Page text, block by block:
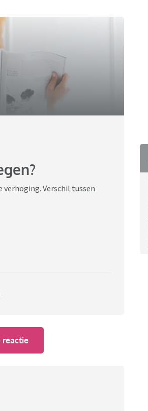
verhoging. Verschil tussen
reactie